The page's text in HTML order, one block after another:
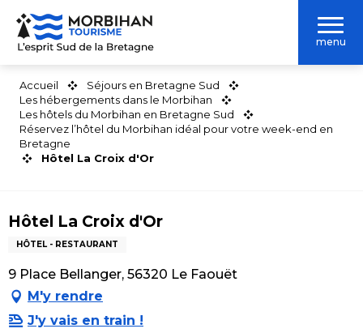
Aller
contenu
menu
Accueil
Séjours en Bretagne Sud
Les hébergements dans le Morbihan
Les hôtels du Morbihan en Bretagne Sud
Réservez l’hôtel du Morbihan idéal pour votre week-end en
Bretagne
Hôtel La Croix d'Or
Hôtel La Croix d'Or
HÔTEL - RESTAURANT
9 Place Bellanger, 56320 Le Faouët
M'y rendre
J'y vais en train !